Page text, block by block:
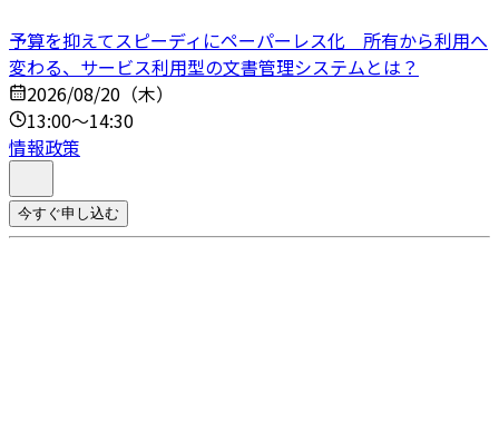
予算を抑えてスピーディにペーパーレス化 所有から利用へ
変わる、サービス利用型の文書管理システムとは？
2026/08/20（木）
13:00～14:30
情報政策
今すぐ申し込む